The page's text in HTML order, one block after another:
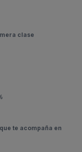
clase
te acompaña en